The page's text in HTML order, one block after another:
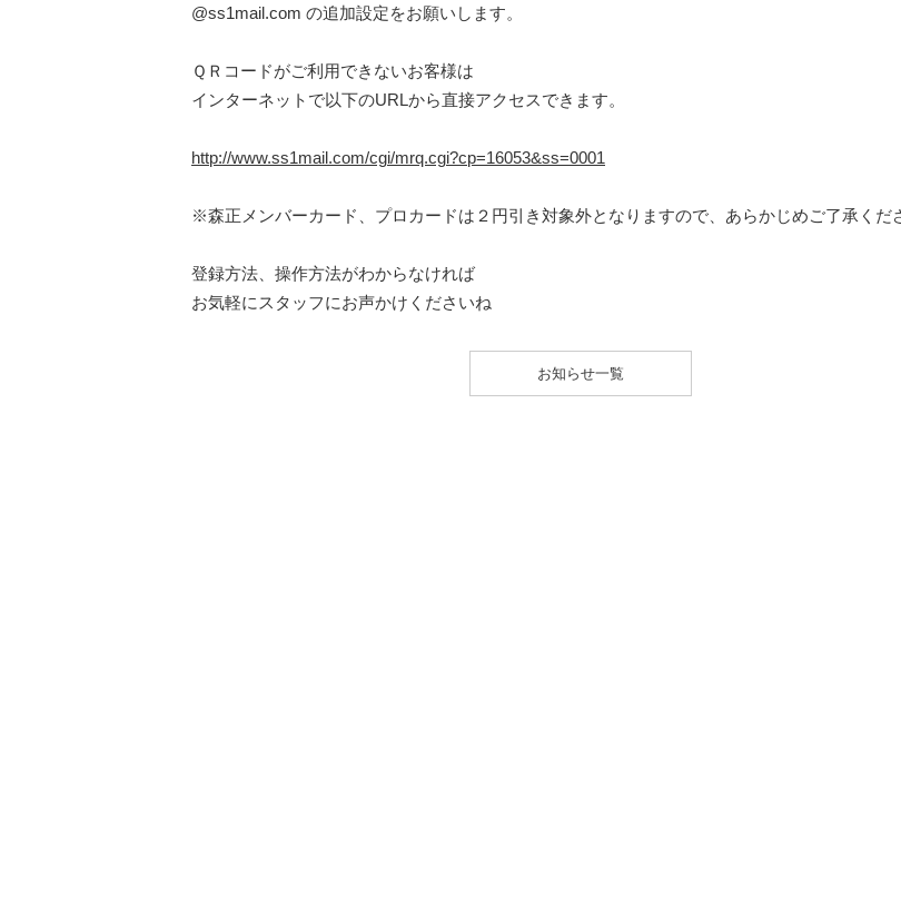
@ss1mail.com の追加設定をお願いします。
ＱＲコードがご利用できないお客様は
インターネットで以下のURLから直接アクセスできます。
http://www.ss1mail.com/cgi/mrq.cgi?cp=16053&ss=0001
※森正メンバーカード、プロカードは２円引き対象外となりますので、あらかじめご了承くだ
登録方法、操作方法がわからなければ
お気軽にスタッフにお声かけくださいね
お知らせ一覧